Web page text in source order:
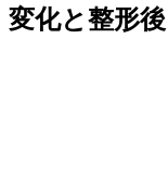
変化と整形